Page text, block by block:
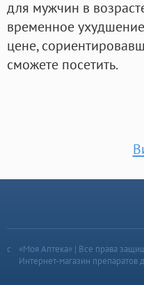
для мужчин в
временное
цене,
сможете посетить.
«Моя Аптека» | Все права
Интернет-магазин